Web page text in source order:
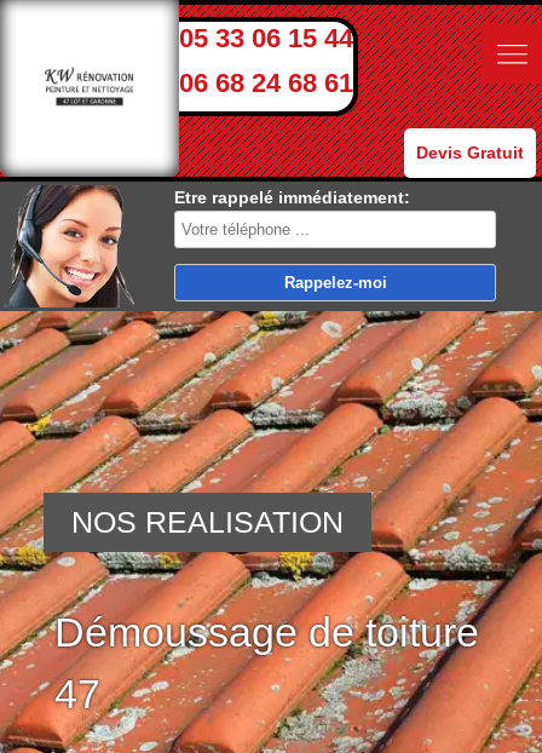
05 33 06 15 44
06 68 24 68 61
Devis Gratuit
Etre rappelé immédiatement:
Démoussage de toiture
47
NOS REALISATION